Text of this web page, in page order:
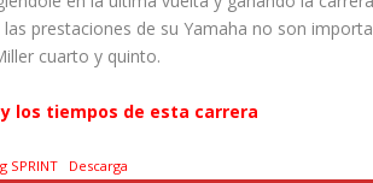
prestaciones de su Yamaha no son
cuarto y quinto.
los tiempos de esta carrera
SPRINT Descarga